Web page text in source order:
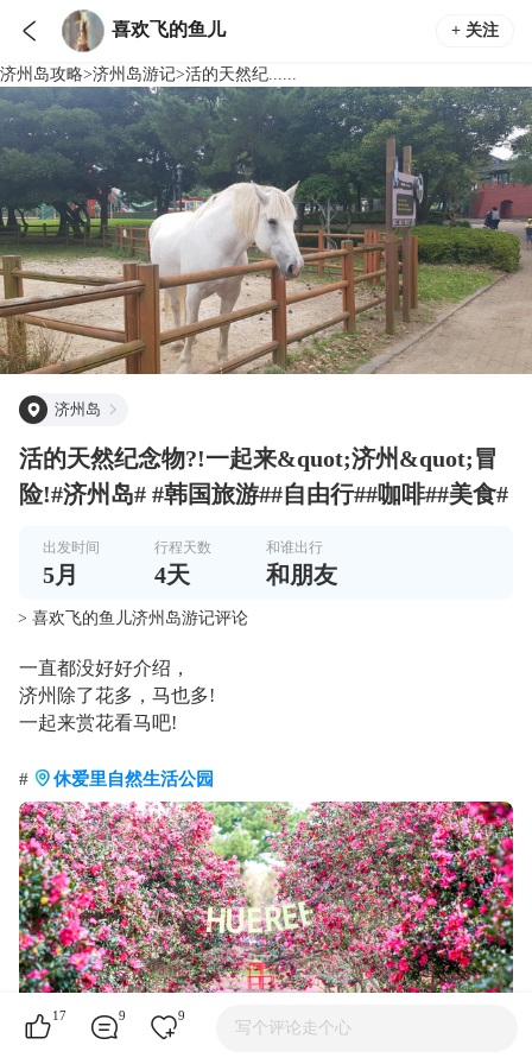
 喜欢飞的鱼儿 + 关注
济州岛攻略>济州岛游记>活的天然纪......
济州岛
活的天然纪念物?!一起来&quot;济州&quot;冒
险!#济州岛# #韩国旅游##自由行##咖啡##美食#
出发时间
5月
行程天数
4天
和谁出行
和朋友
> 喜欢飞的鱼儿济州岛游记评论
一直都没好好介绍，
济州除了花多，马也多!
一起来赏花看马吧!
# 休爱里自然生活公园
17 9 9
写个评论走个心